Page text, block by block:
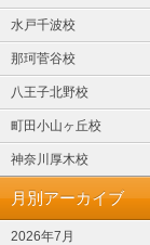
水戸千波校
那珂菅谷校
八王子北野校
町田小山ヶ丘校
神奈川厚木校
月別アーカイブ
2026年7月